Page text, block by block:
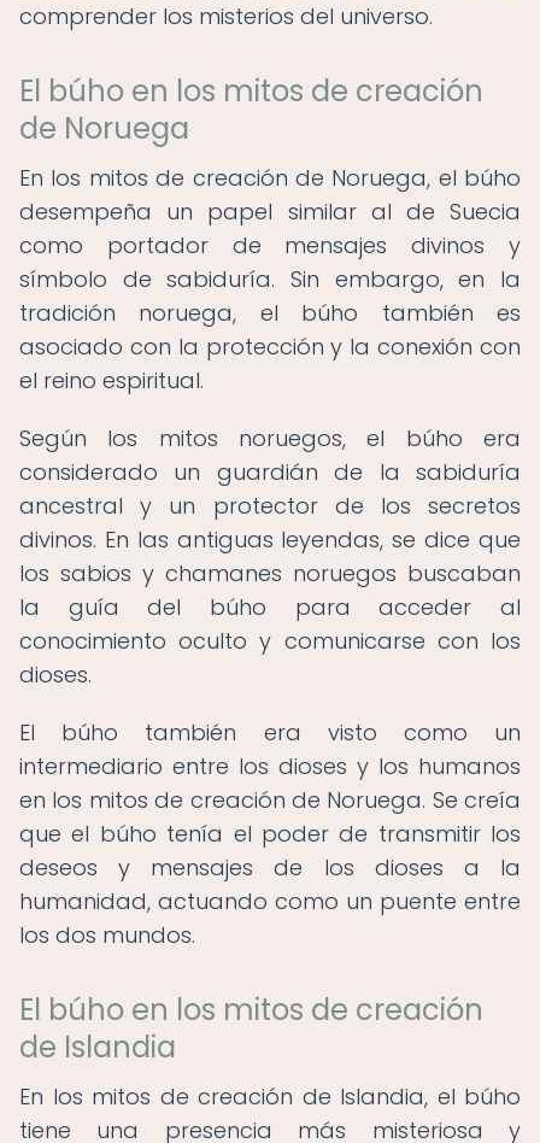
comprender los misterios del universo.
El búho en los mitos de creación
de Noruega
En los mitos de creación de Noruega, el búho
desempeña un papel similar al de Suecia
como portador de mensajes divinos y
símbolo de sabiduría. Sin embargo, en la
tradición noruega, el búho también es
asociado con la protección y la conexión con
el reino espiritual.
Según los mitos noruegos, el búho era
considerado un guardián de la sabiduría
ancestral y un protector de los secretos
divinos. En las antiguas leyendas, se dice que
los sabios y chamanes noruegos buscaban
la guía del búho para acceder al
conocimiento oculto y comunicarse con los
dioses.
El búho también era visto como un
intermediario entre los dioses y los humanos
en los mitos de creación de Noruega. Se creía
que el búho tenía el poder de transmitir los
deseos y mensajes de los dioses a la
humanidad, actuando como un puente entre
los dos mundos.
El búho en los mitos de creación
de Islandia
En los mitos de creación de Islandia, el búho
tiene una presencia más misteriosa y